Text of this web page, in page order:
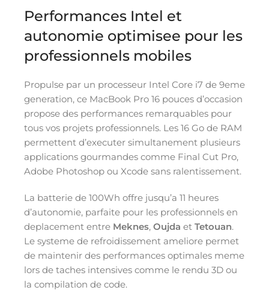
Performances Intel et
autonomie optimisee pour les
professionnels mobiles
Propulse par un processeur Intel Core i7 de 9eme
generation, ce MacBook Pro 16 pouces d’occasion
propose des performances remarquables pour
tous vos projets professionnels. Les 16 Go de RAM
permettent d’executer simultanement plusieurs
applications gourmandes comme Final Cut Pro,
Adobe Photoshop ou Xcode sans ralentissement.
La batterie de 100Wh offre jusqu’a 11 heures
d’autonomie, parfaite pour les professionnels en
deplacement entre Meknes, Oujda et Tetouan.
Le systeme de refroidissement ameliore permet
de maintenir des performances optimales meme
lors de taches intensives comme le rendu 3D ou
la compilation de code.